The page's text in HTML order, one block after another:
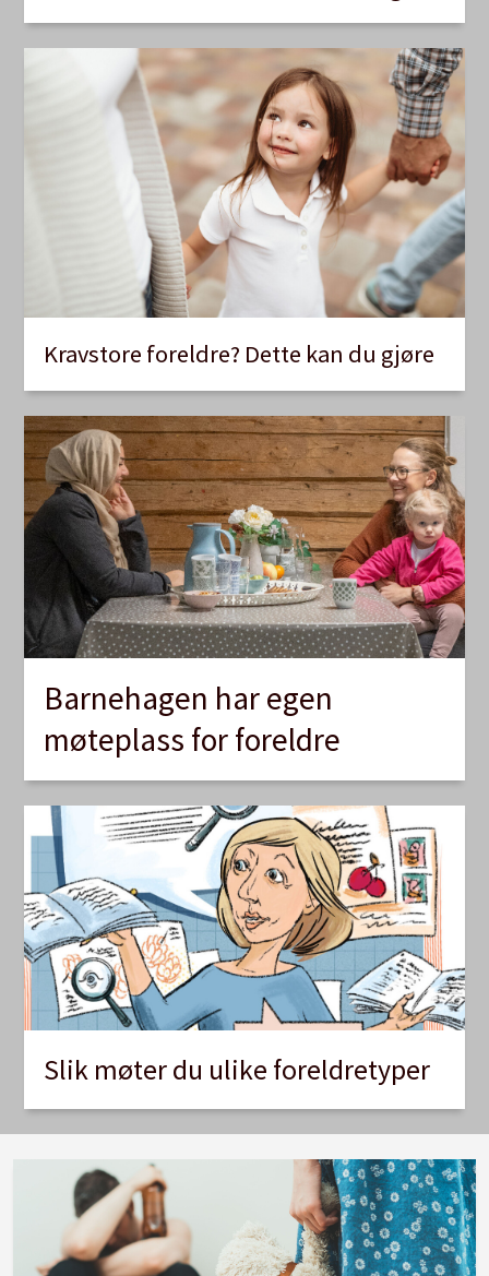
Kravstore foreldre? Dette kan du gjøre
Barnehagen har egen
møteplass for foreldre
Slik møter du ulike foreldretyper